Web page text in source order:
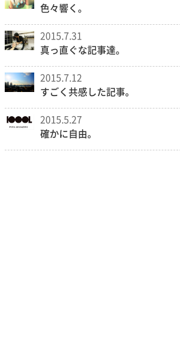
色々響く。
2015.7.31
真っ直ぐな記事達。
2015.7.12
すごく共感した記事。
2015.5.27
確かに自由。